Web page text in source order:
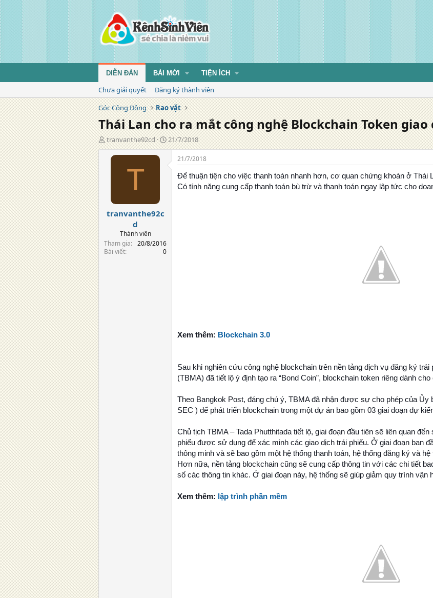
DIỄN ĐÀN BÀI MỚI TIỆN ÍCH
Chưa giải quyết
Đăng ký thành viên
Góc Cộng Đồng
Rao vặt
Thái Lan cho ra mắt công nghệ Blockchain Token
T
á
tranvanthe92cd
N
g
y
21/7/2018
T
tranvanthe92c
d
Thành viên
Tham gia
20/8/2016
Bài viết
0
21/7/2018
Để thuận tiện cho việc thanh toán nhanh hơn, cơ quan chứng khoán ở Thái
Có tính năng cung cấp thanh toán bù trừ và thanh toán ngay lập tức cho
Xem thêm: Blockchain 3.0
Sau khi nghiên cứu công nghệ blockchain trên nền tảng dịch vụ đăng ký
(TBMA) đã tiết lộ ý định tạo ra “Bond Coin”, blockchain token riêng dành
Theo Bangkok Post, đáng chú ý, TBMA đã nhận được sự cho phép của Ủy
SEC ) để phát triển blockchain trong một dự án bao gồm 03 giai đoạn dự
Chủ tịch TBMA – Tada Phutthitada tiết lộ, giai đoạn đầu tiên sẽ liên quan
phiếu được sử dụng để xác minh các giao dịch trái phiếu. Ở giai đoạn ban
thông minh và sẽ bao gồm một hệ thống thanh toán, hệ thống đăng ký và
Hơn nữa, nền tảng blockchain cũng sẽ cung cấp thông tin với các chi tiết
số các thông tin khác. Ở giai đoạn này, hệ thống sẽ giúp giảm quy trình vận
Xem thêm: lập trình phần mềm